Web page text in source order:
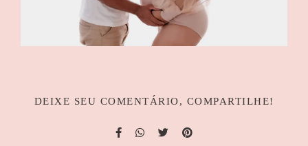
DEIXE SEU COMENTÁRIO, COMPARTILHE!